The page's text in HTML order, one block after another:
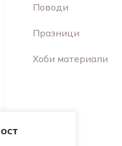
Поводи
Празници
Хоби материали